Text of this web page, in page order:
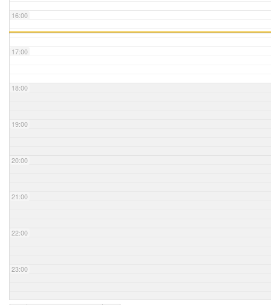
16:00
17:00
18:00
19:00
20:00
21:00
22:00
23:00